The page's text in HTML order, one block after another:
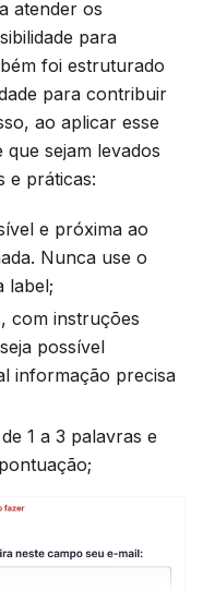
atender os
para
foi estruturado
para contribuir
ao aplicar esse
sejam levados
e práticas:
e próxima ao
Nunca use o
label;
com instruções
possível
informação precisa
1 a 3 palavras e